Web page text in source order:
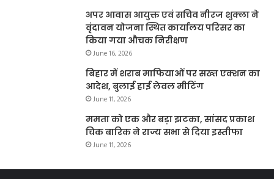
अपर आवास आयुक्त एवं सचिव नीरज शुक्ला ने
वृंदावन योजना स्थित कार्यालय परिसर का
किया गया औचक निरीक्षण
June 16, 2026
बिहार में शराब माफियाओं पर सख्त एक्शन का
आदेश, बुलाई हाई लेवल मीटिंग
June 11, 2026
ममता को एक और बड़ा झटका, सांसद प्रकाश
चिक बारिक ने राज्य सभा से दिया इस्तीफा
June 11, 2026